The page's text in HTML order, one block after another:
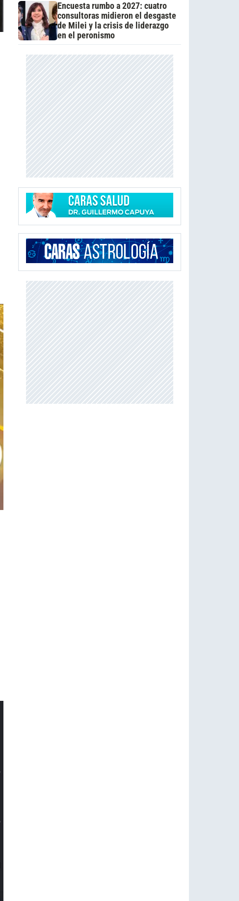
Encuesta rumbo a 2027: cuatro
consultoras midieron el desgaste
de Milei y la crisis de liderazgo
en el peronismo